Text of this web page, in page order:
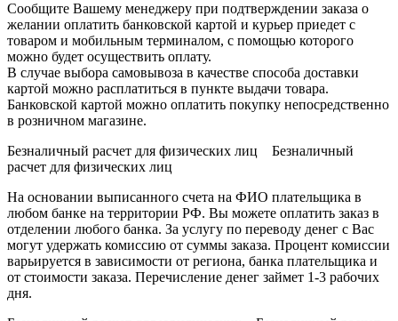
Сообщите Вашему менеджеру при подтверждении заказа о
желании оплатить банковской картой и курьер приедет с
товаром и мобильным терминалом, с помощью которого
можно будет осуществить оплату.
В случае выбора самовывоза в качестве способа доставки
картой можно расплатиться в пункте выдачи товара.
Банковской картой можно оплатить покупку непосредственно
в розничном магазине.
Безналичный расчет для физических лиц Безналичный
расчет для физических лиц
На основании выписанного счета на ФИО плательщика в
любом банке на территории РФ. Вы можете оплатить заказ в
отделении любого банка. За услугу по переводу денег с Вас
могут удержать комиссию от суммы заказа. Процент комиссии
варьируется в зависимости от региона, банка плательщика и
от стоимости заказа. Перечисление денег займет 1-3 рабочих
дня.